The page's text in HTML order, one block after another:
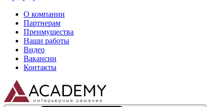
О компании
Партнерам
Преимущества
Наши работы
Видео
Вакансии
Контакты